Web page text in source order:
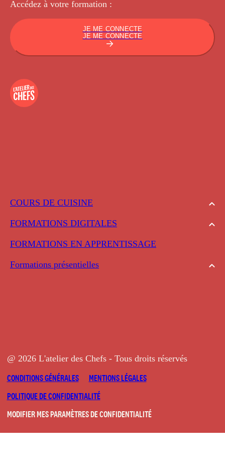
COURS DE CUISINE
FORMATIONS DIGITALES
FORMATIONS EN APPRENTISSAGE
Formations présentielles
Accédez à votre formation :
JE ME CONNECTE
JE ME CONNECTE
@ 2026 L'atelier des Chefs - Tous droits réservés
CONDITIONS GÉNÉRALES
MENTIONS LÉGALES
POLITIQUE DE CONFIDENTIALITÉ
MODIFIER MES PARAMÈTRES DE CONFIDENTIALITÉ